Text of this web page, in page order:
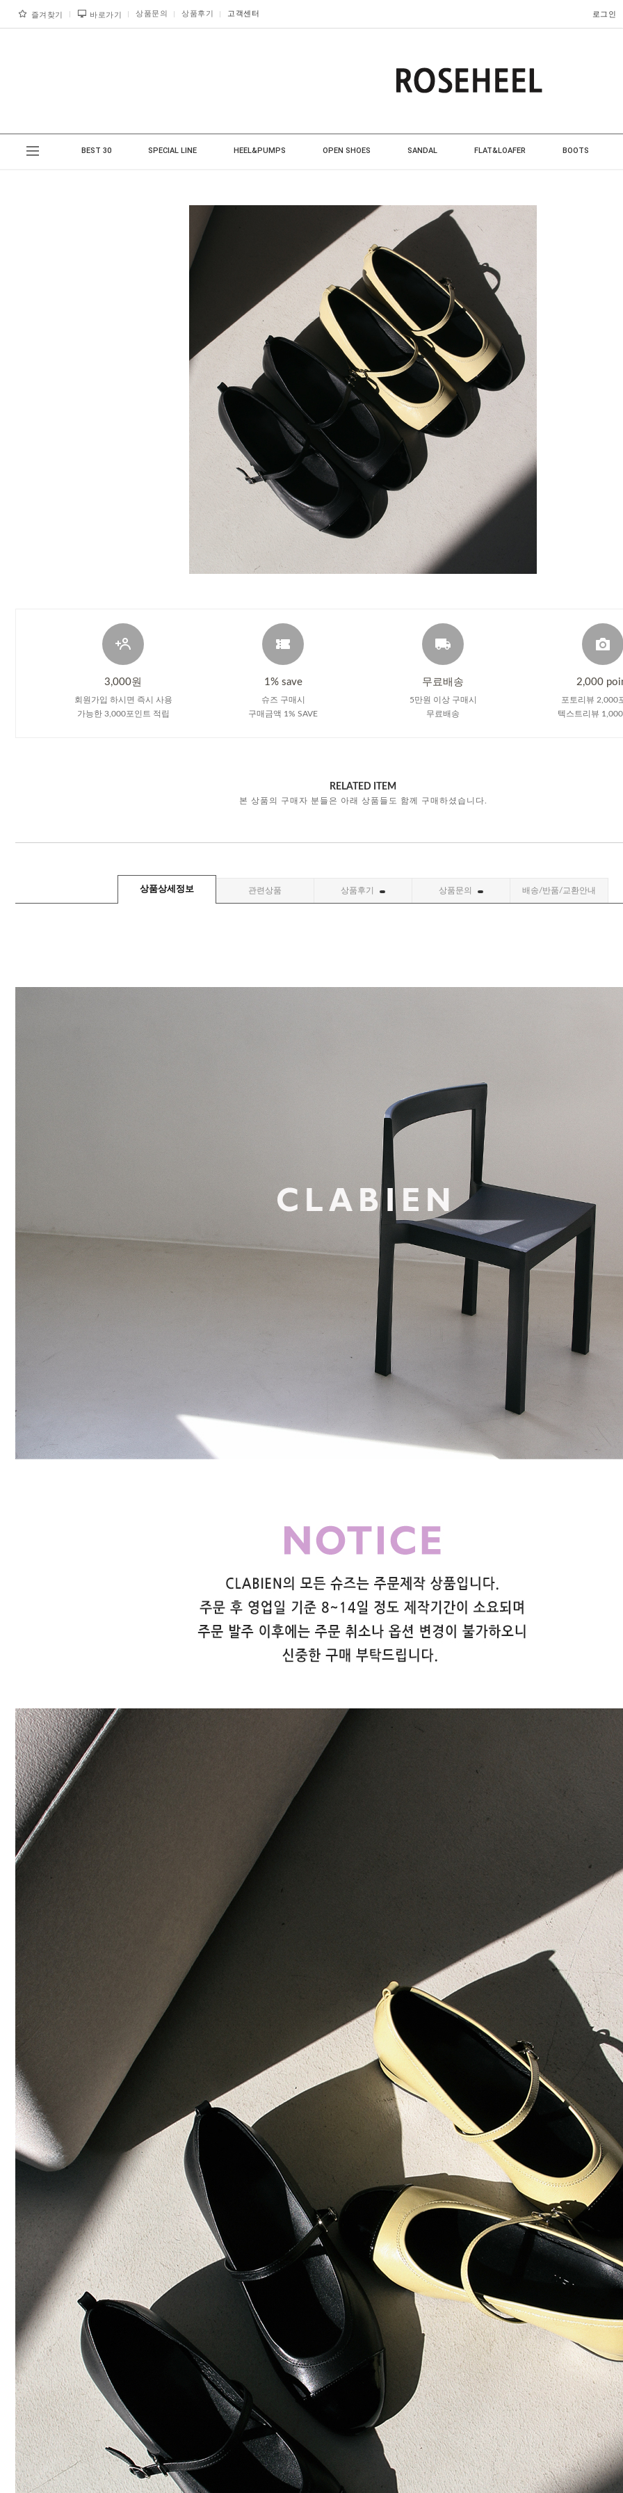
즐겨찾기 바로가기 상품문의 상품후기 고객센터 로그인
BEST 30 SPECIAL LINE HEEL&PUMPS OPEN SHOES SANDAL FLAT&LOAFER BOOTS
3,000원
회원가입 하시면 즉시 사용
가능한 3,000포인트 적립
1% save
슈즈 구매시
구매금액 1% SAVE
무료배송
5만원 이상 구매시
무료배송
2,000
포토리뷰 2,000
텍스트리뷰
RELATED ITEM
본 상품의 구매자 분들은 아래 상품들도 함께 구매하셨습니다.
상품상세정보 관련상품 상품후기 상품문의 배송/반품/교환안내